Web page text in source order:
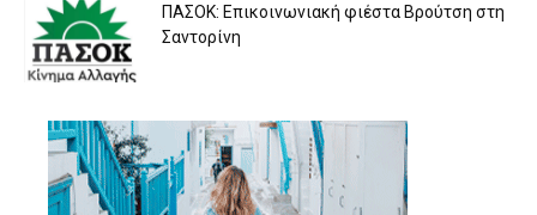
ΠΑΣΟΚ: Επικοινωνιακή φιέστα Βρούτση στη
Σαντορίνη